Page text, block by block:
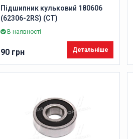
Підшипник кульковий 180606
(62306-2RS) (CT)
В наявності
90 грн Детальніше